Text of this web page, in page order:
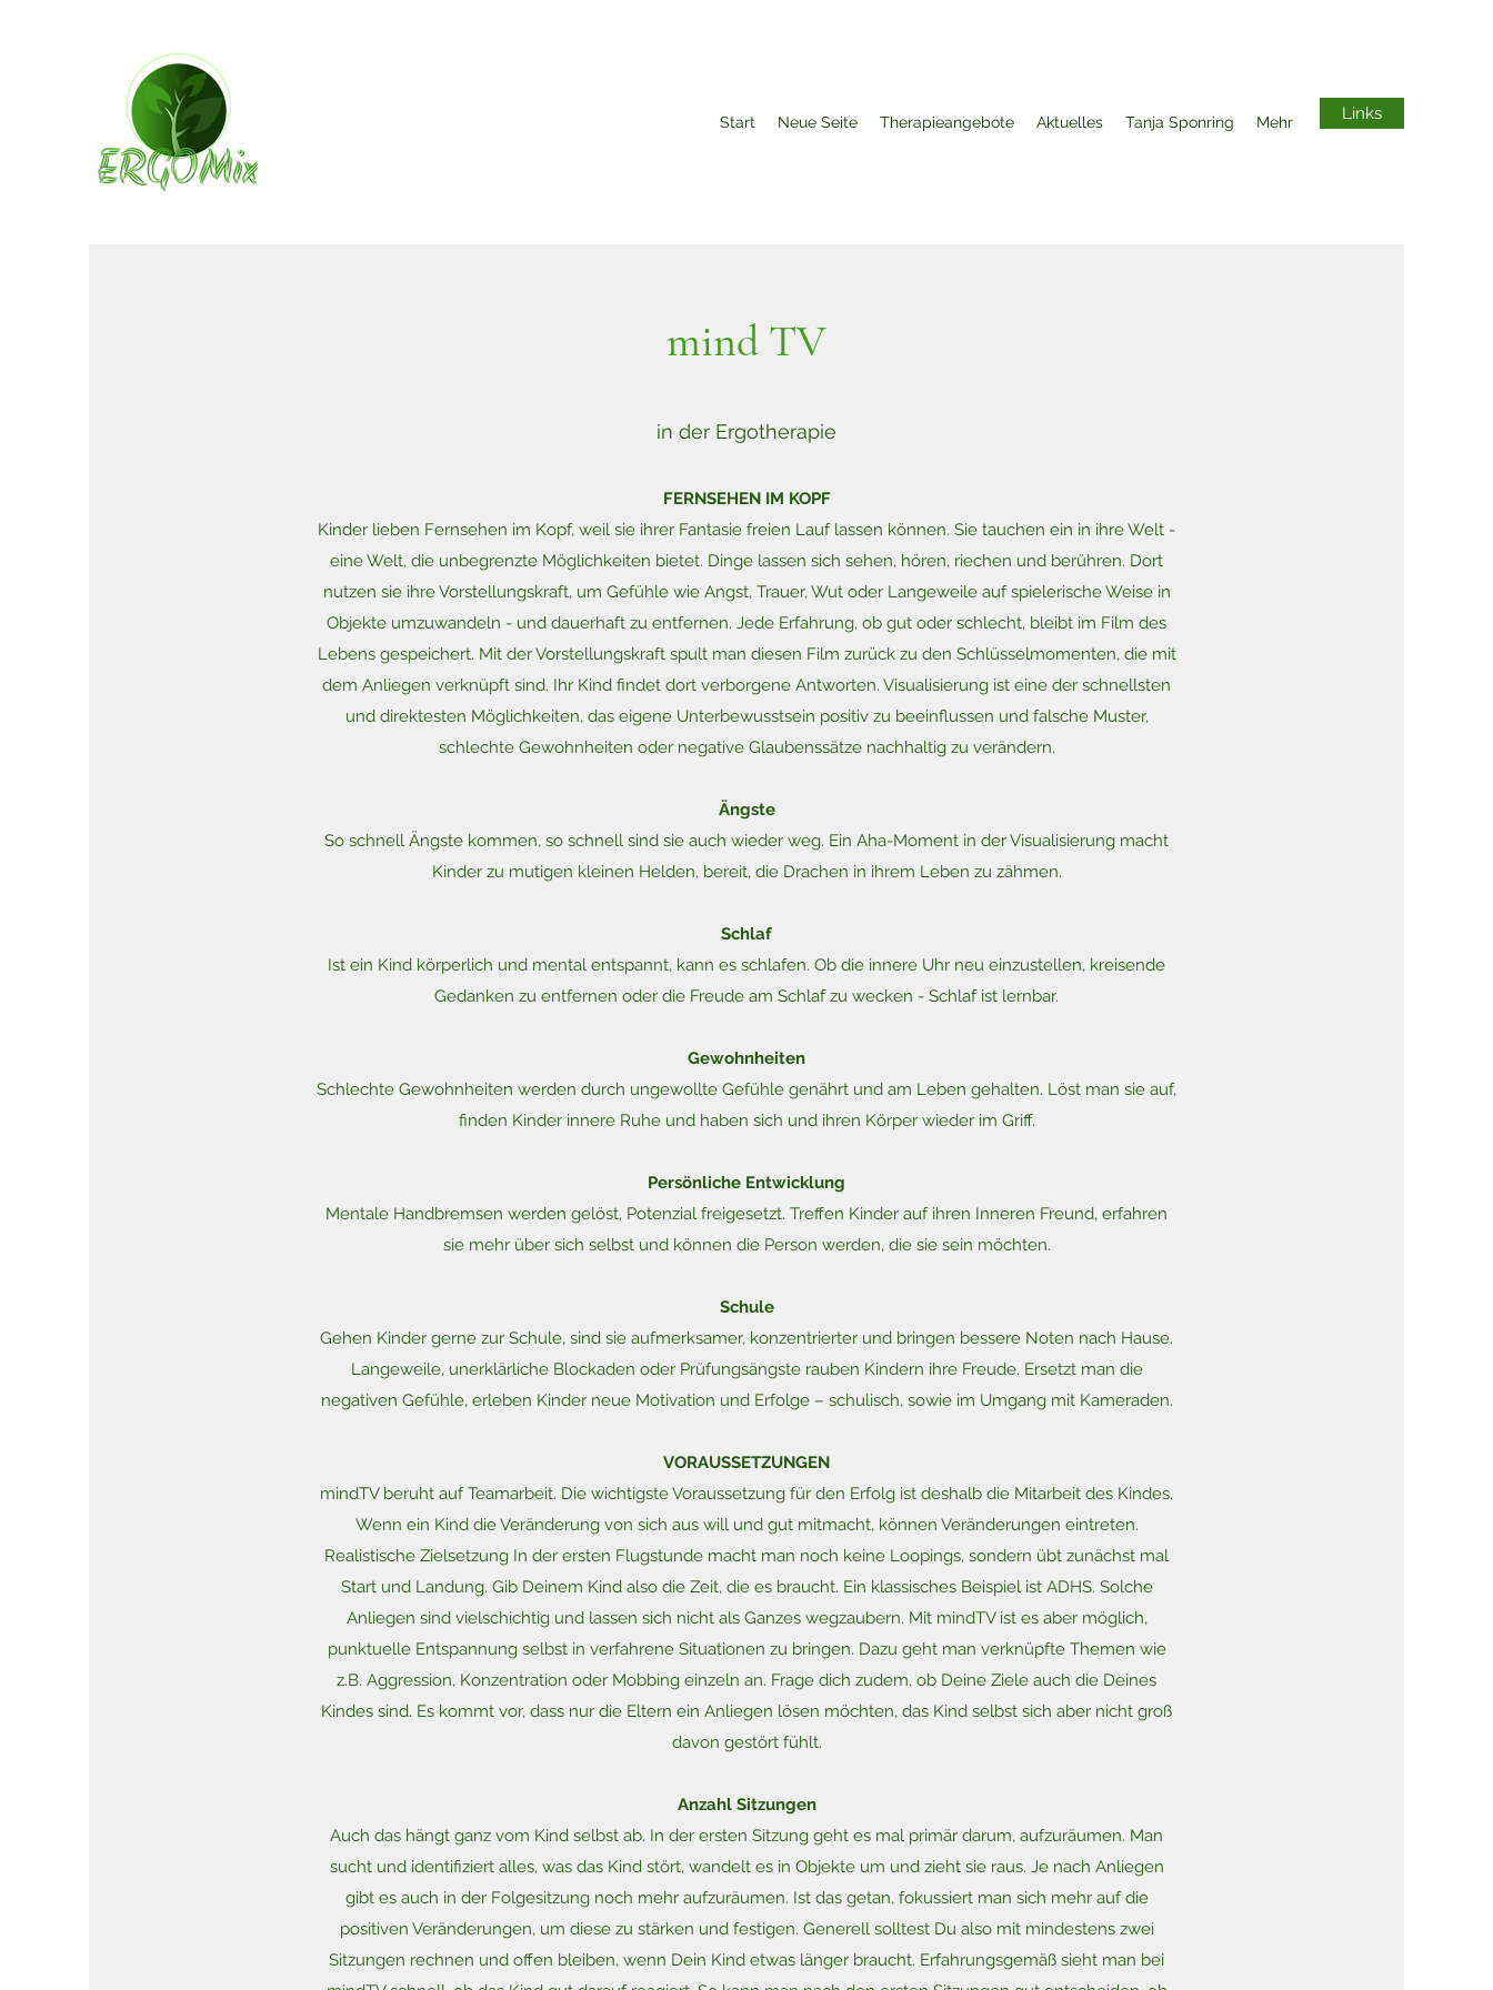
Start Neue Seite Therapieangebote Aktuelles Tanja Sponring Mehr Links
mind TV
in der Ergotherapie
FERNSEHEN IM KOPF
Kinder lieben Fernsehen im Kopf, weil sie ihrer Fantasie freien Lauf lassen können. Sie tauchen ein in ihre Welt -
eine Welt, die unbegrenzte Möglichkeiten bietet. Dinge lassen sich sehen, hören, riechen und berühren. Dort
nutzen sie ihre Vorstellungskraft, um Gefühle wie Angst, Trauer, Wut oder Langeweile auf spielerische Weise in
Objekte umzuwandeln - und dauerhaft zu entfernen. Jede Erfahrung, ob gut oder schlecht, bleibt im Film des
Lebens gespeichert. Mit der Vorstellungskraft spult man diesen Film zurück zu den Schlüsselmomenten, die mit
dem Anliegen verknüpft sind. Ihr Kind findet dort verborgene Antworten. Visualisierung ist eine der schnellsten
und direktesten Möglichkeiten, das eigene Unterbewusstsein positiv zu beeinflussen und falsche Muster,
schlechte Gewohnheiten oder negative Glaubenssätze nachhaltig zu verändern.
Ängste
So schnell Ängste kommen, so schnell sind sie auch wieder weg. Ein Aha-Moment in der Visualisierung macht
Kinder zu mutigen kleinen Helden, bereit, die Drachen in ihrem Leben zu zähmen.
Schlaf
Ist ein Kind körperlich und mental entspannt, kann es schlafen. Ob die innere Uhr neu einzustellen, kreisende
Gedanken zu entfernen oder die Freude am Schlaf zu wecken - Schlaf ist lernbar.
Gewohnheiten
Schlechte Gewohnheiten werden durch ungewollte Gefühle genährt und am Leben gehalten. Löst man sie auf,
finden Kinder innere Ruhe und haben sich und ihren Körper wieder im Griff.
Persönliche Entwicklung
Mentale Handbremsen werden gelöst, Potenzial freigesetzt. Treffen Kinder auf ihren Inneren Freund, erfahren
sie mehr über sich selbst und können die Person werden, die sie sein möchten.
Schule
Gehen Kinder gerne zur Schule, sind sie aufmerksamer, konzentrierter und bringen bessere Noten nach Hause.
Langeweile, unerklärliche Blockaden oder Prüfungsängste rauben Kindern ihre Freude. Ersetzt man die
negativen Gefühle, erleben Kinder neue Motivation und Erfolge – schulisch, sowie im Umgang mit Kameraden.
VORAUSSETZUNGEN
mindTV beruht auf Teamarbeit. Die wichtigste Voraussetzung für den Erfolg ist deshalb die Mitarbeit des Kindes.
Wenn ein Kind die Veränderung von sich aus will und gut mitmacht, können Veränderungen eintreten.
Realistische Zielsetzung In der ersten Flugstunde macht man noch keine Loopings, sondern übt zunächst mal
Start und Landung. Gib Deinem Kind also die Zeit, die es braucht. Ein klassisches Beispiel ist ADHS. Solche
Anliegen sind vielschichtig und lassen sich nicht als Ganzes wegzaubern. Mit mindTV ist es aber möglich,
punktuelle Entspannung selbst in verfahrene Situationen zu bringen. Dazu geht man verknüpfte Themen wie
z.B. Aggression, Konzentration oder Mobbing einzeln an. Frage dich zudem, ob Deine Ziele auch die Deines
Kindes sind. Es kommt vor, dass nur die Eltern ein Anliegen lösen möchten, das Kind selbst sich aber nicht groß
davon gestört fühlt.
Anzahl Sitzungen
Auch das hängt ganz vom Kind selbst ab. In der ersten Sitzung geht es mal primär darum, aufzuräumen. Man
sucht und identifiziert alles, was das Kind stört, wandelt es in Objekte um und zieht sie raus. Je nach Anliegen
gibt es auch in der Folgesitzung noch mehr aufzuräumen. Ist das getan, fokussiert man sich mehr auf die
positiven Veränderungen, um diese zu stärken und festigen. Generell solltest Du also mit mindestens zwei
Sitzungen rechnen und offen bleiben, wenn Dein Kind etwas länger braucht. Erfahrungsgemäß sieht man bei